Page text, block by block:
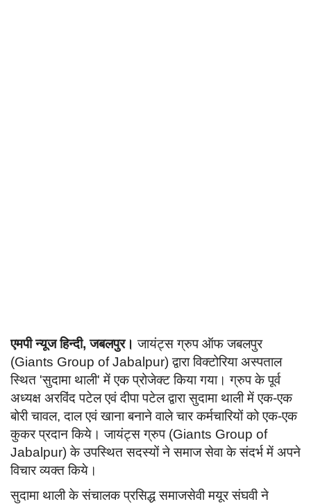
एमपी न्यूज हिन्दी, जबलपुर। जायंट्स ग्रुप ऑफ जबलपुर
(Giants Group of Jabalpur) द्वारा विक्टोरिया अस्पताल
स्थित 'सुदामा थाली' में एक प्रोजेक्ट किया गया। ग्रुप के पूर्व
अध्यक्ष अरविंद पटेल एवं दीपा पटेल द्वारा सुदामा थाली में एक-एक
बोरी चावल, दाल एवं खाना बनाने वाले चार कर्मचारियों को एक-एक
कुकर प्रदान किये। जायंट्स ग्रुप (Giants Group of
Jabalpur) के उपस्थित सदस्यों ने समाज सेवा के संदर्भ में अपने
विचार व्यक्त किये।
सुदामा थाली के संचालक प्रसिद्ध समाजसेवी मयूर संघवी ने